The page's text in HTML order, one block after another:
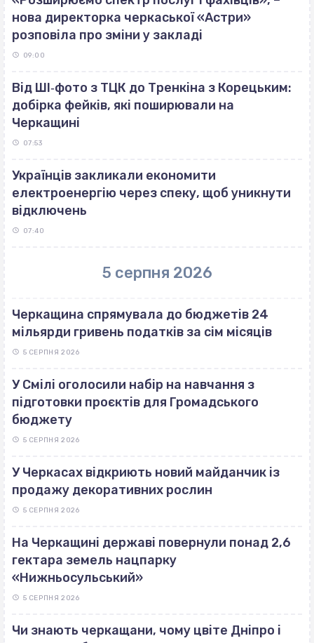
нова директорка черкаської «Астри»
розповіла про зміни у закладі
09:00
Від ШІ‐фото з ТЦК до Тренкіна з Корецьким:
добірка фейків, які поширювали на
Черкащині
07:53
Українців закликали економити
електроенергію через спеку, щоб уникнути
відключень
07:40
5 серпня 2026
Черкащина спрямувала до бюджетів 24
мільярди гривень податків за сім місяців
5 СЕРПНЯ 2026
У Смілі оголосили набір на навчання з
підготовки проєктів для Громадського
бюджету
5 СЕРПНЯ 2026
У Черкасах відкриють новий майданчик із
продажу декоративних рослин
5 СЕРПНЯ 2026
На Черкащині державі повернули понад 2,6
гектара земель нацпарку
«Нижньосульський»
5 СЕРПНЯ 2026
Чи знають черкащани, чому цвіте Дніпро і